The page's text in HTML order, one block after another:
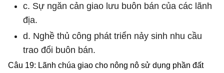
c. Sự ngăn cản giao lưu buôn bán của các lãnh
địa.
d. Nghề thủ công phát triển nảy sinh nhu cầu
trao đổi buôn bán.
Câu 19: Lãnh chúa giao cho nông nô sử dụng phần đất